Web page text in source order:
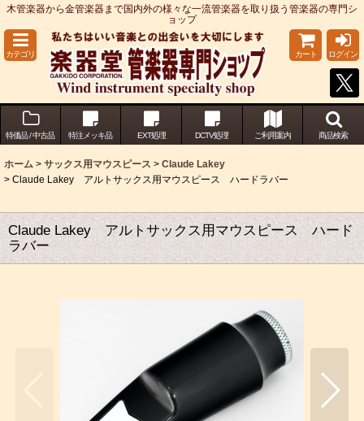
木管楽器から金管楽器まで国内外の様々な一流管楽器を取り扱う管楽器の専門シ
ョップ
カテゴリ カート ログイン
特価品 / 中古品 特注メッキ品 EXT処理 DCTV処理 ご利用案内 商品検索
ホーム > サックス用マウスピース > Claude Lakey
> Claude Lakey アルトサックス用マウスピース ハードラバー
Claude Lakey アルトサックス用マウスピース ハード
ラバー